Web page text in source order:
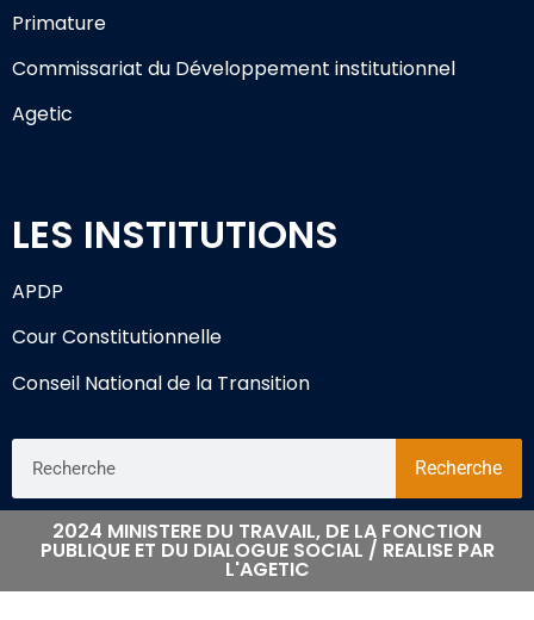
Primature
Commissariat du Développement institutionnel
Agetic
LES INSTITUTIONS
APDP
Cour Constitutionnelle
Conseil National de la Transition
Recherche
2024 MINISTERE DU TRAVAIL, DE LA FONCTION
PUBLIQUE ET DU DIALOGUE SOCIAL / REALISE PAR
L'AGETIC